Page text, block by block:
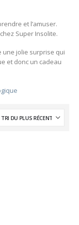
et l’amuser.
Super Insolite.
une jolie surprise qui
et donc un cadeau